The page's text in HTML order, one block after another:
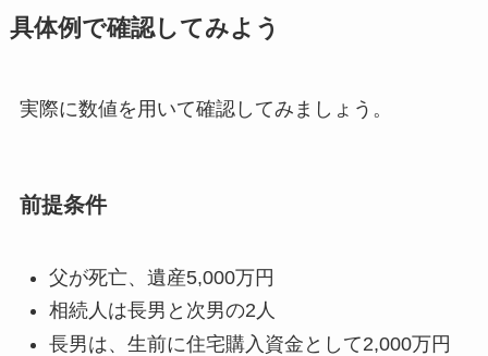
具体例で確認してみよう
実際に数値を用いて確認してみましょう。
前提条件
父が死亡、遺産5,000万円
相続人は長男と次男の2人
長男は、生前に住宅購入資金として2,000万円